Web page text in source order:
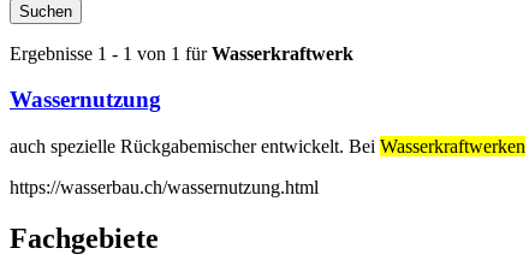
Suchen
Ergebnisse 1 - 1 von 1 fürWasserkraftwerk
Wassernutzung
auch spezielle Rückgabemischer entwickelt. Bei Wasserkraftwerken
https://wasserbau.ch/wassernutzung.html
Fachgebiete